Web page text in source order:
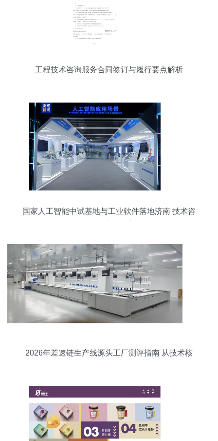
工程技术咨询服务合同签订与履行要点解析
国家人工智能中试基地与工业软件落地济南 技术咨
2026年差速链生产线源头工厂测评指南 从技术核